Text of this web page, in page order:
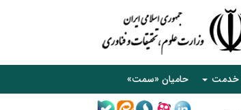
خدمت حامیان «سمت»